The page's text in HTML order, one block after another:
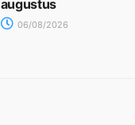
augustus
06/08/2026